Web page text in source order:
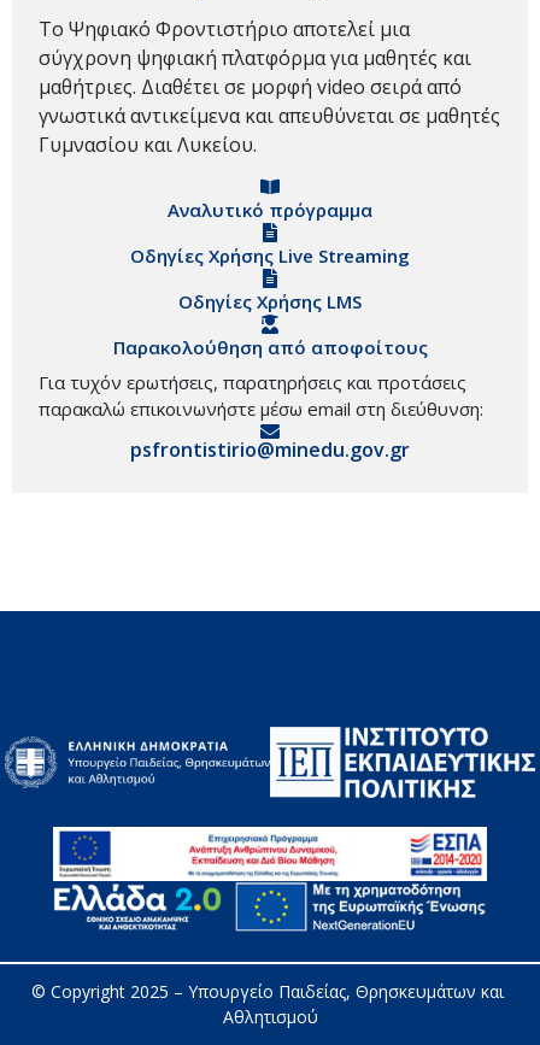
Το Ψηφιακό Φροντιστήριο αποτελεί μια
σύγχρονη ψηφιακή πλατφόρμα για μαθητές και
μαθήτριες. Διαθέτει σε μορφή video σειρά από
γνωστικά αντικείμενα και απευθύνεται σε μαθητές
Γυμνασίου και Λυκείου.
Αναλυτικό πρόγραμμα
Οδηγίες Χρήσης Live Streaming
Οδηγίες Χρήσης LMS
Παρακολούθηση από αποφοίτους
Για τυχόν ερωτήσεις, παρατηρήσεις και προτάσεις
παρακαλώ επικοινωνήστε μέσω email στη διεύθυνση:
psfrontistirio@minedu.gov.gr
© Copyright 2025 – Υπουργείο Παιδείας, Θρησκευμάτων και
Αθλητισμού